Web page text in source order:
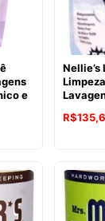
e
Nellie’s
O
era:
R$